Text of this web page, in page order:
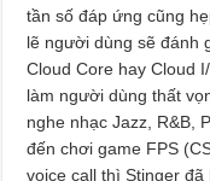
tần số đáp ứng cũng
lẽ người dùng sẽ đánh
Cloud Core hay Cloud
làm người dùng thất
nghe nhạc Jazz, R&B,
đến chơi game FPS
voice call thì Stinger